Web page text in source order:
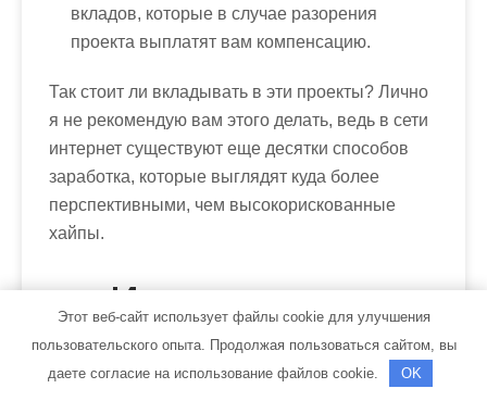
вкладов, которые в случае разорения
проекта выплатят вам компенсацию.
Так стоит ли вкладывать в эти проекты? Лично
я не рекомендую вам этого делать, ведь в сети
интернет существуют еще десятки способов
заработка, которые выглядят куда более
перспективными, чем высокорискованные
хайпы.
Инвестиции с
быстрым доходом!
3 шага к заработку
Этот веб-сайт использует файлы cookie для улучшения
пользовательского опыта. Продолжая пользоваться сайтом, вы
даете согласие на использование файлов cookie.
OK